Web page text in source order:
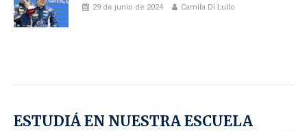
29 de junio de 2024 Camila Di Lullo
ESTUDIÁ EN NUESTRA ESCUELA